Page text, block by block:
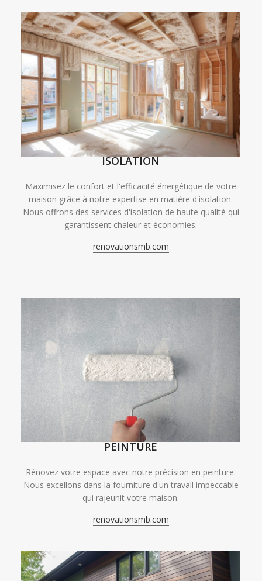
ISOLATION
Maximisez le confort et l'efficacité énergétique de votre
maison grâce à notre expertise en matière d'isolation.
Nous offrons des services d'isolation de haute qualité qui
garantissent chaleur et économies.
renovationsmb.com
PEINTURE
Rénovez votre espace avec notre précision en peinture.
Nous excellons dans la fourniture d'un travail impeccable
qui rajeunit votre maison.
renovationsmb.com